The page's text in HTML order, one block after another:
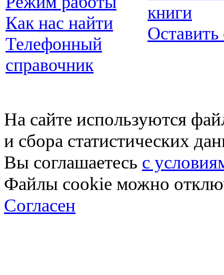
Как нас найти
Телефонный
справочник
книги
Оставить
На сайте используются
и сбора статистических
Вы соглашаетесь с
Файлы cookie можно
Согласен